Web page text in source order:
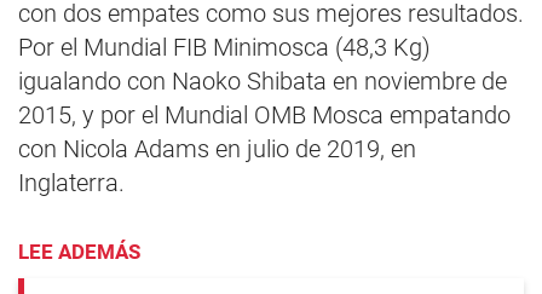
con dos empates como sus mejores resultados.
Por el Mundial FIB Minimosca (48,3 Kg)
igualando con Naoko Shibata en noviembre de
2015, y por el Mundial OMB Mosca empatando
con Nicola Adams en julio de 2019, en
Inglaterra.
LEE ADEMÁS